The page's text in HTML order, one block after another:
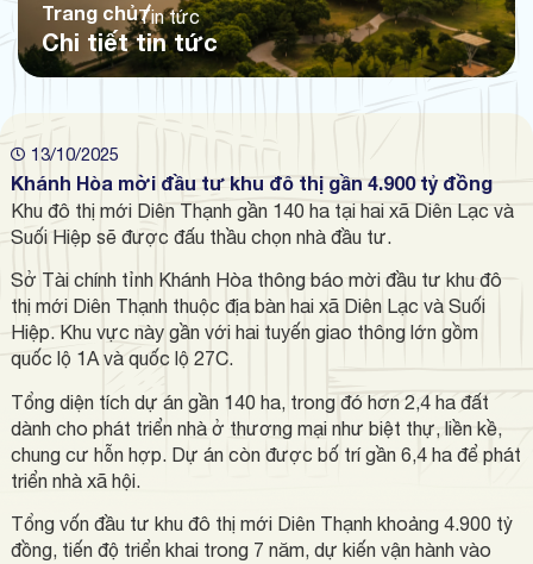
Trang chủTin tức
Chi tiết tin tức
13/10/2025
Khánh Hòa mời đầu tư khu đô thị gần 4.900 tỷ đồng
Khu đô thị mới Diên Thạnh gần 140 ha tại hai xã Diên Lạc và
Suối Hiệp sẽ được đấu thầu chọn nhà đầu tư.
Sở Tài chính tỉnh Khánh Hòa thông báo mời đầu tư khu đô
thị mới Diên Thạnh thuộc địa bàn hai xã Diên Lạc và Suối
Hiệp. Khu vực này gần với hai tuyến giao thông lớn gồm
quốc lộ 1A và quốc lộ 27C.
Tổng diện tích dự án gần 140 ha, trong đó hơn 2,4 ha đất
dành cho phát triển nhà ở thương mại như biệt thự, liền kề,
chung cư hỗn hợp. Dự án còn được bố trí gần 6,4 ha để phát
triển nhà xã hội.
Tổng vốn đầu tư khu đô thị mới Diên Thạnh khoảng 4.900 tỷ
đồng, tiến độ triển khai trong 7 năm, dự kiến vận hành vào